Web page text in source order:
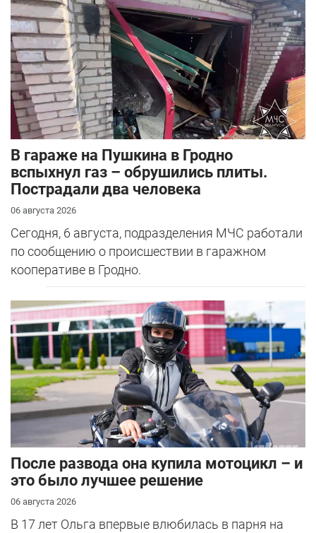
В гараже на Пушкина в Гродно
вспыхнул газ – обрушились плиты.
Пострадали два человека
06 августа 2026
Сегодня, 6 августа, подразделения МЧС работали
по сообщению о происшествии в гаражном
кооперативе в Гродно.
После развода она купила мотоцикл – и
это было лучшее решение
06 августа 2026
В 17 лет Ольга впервые влюбилась в парня на